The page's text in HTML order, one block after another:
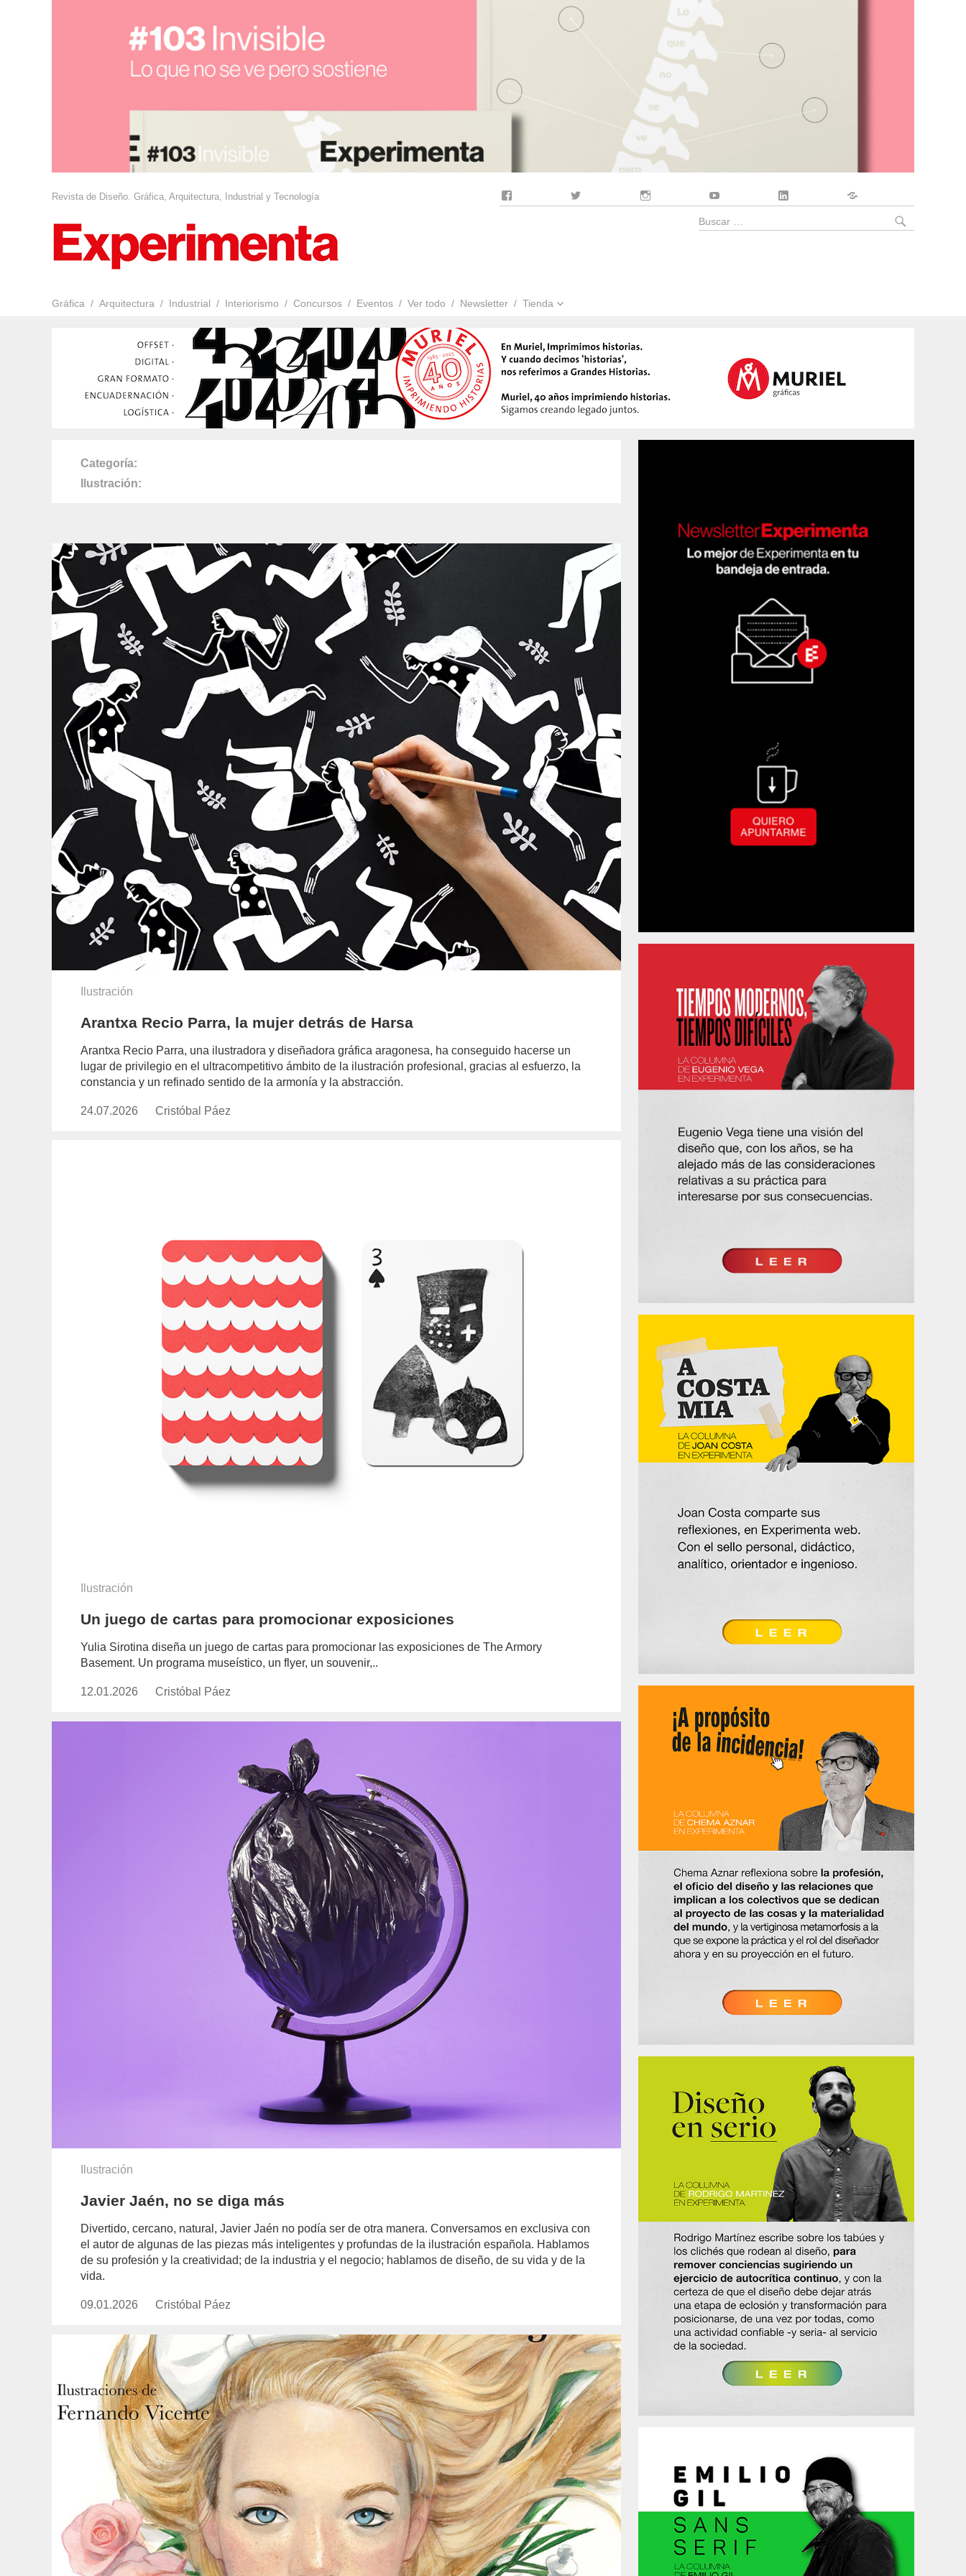
Revista de Diseño. Gráfica, Arquitectura, Industrial y Tecnología
Gráfica Arquitectura Industrial Interiorismo Concursos Eventos Ver todo Newsletter Tienda
Buscar
Categoría
Ilustración
Ilustración
Arantxa Recio Parra, la mujer detrás de Harsa
Arantxa Recio Parra, una ilustradora y diseñadora gráfica aragonesa, ha conseguido hacerse un
lugar de privilegio en el ultracompetitivo ámbito de la ilustración profesional, gracias al esfuerzo, la
constancia y un refinado sentido de la armonía y la abstracción.
Publicado
24.07.2026
https://www.experimenta.es/author/cristobal-
Cristóbal Páez
Ilustración
Un juego de cartas para promocionar exposiciones
Yulia Sirotina diseña un juego de cartas para promocionar las exposiciones de The Armory
Basement. Un programa museístico, un flyer, un souvenir,..
Publicado
12.01.2026
https://www.experimenta.es/author/cristobal-
Cristóbal Páez
Ilustración
Javier Jaén, no se diga más
Divertido, cercano, natural, Javier Jaén no podía ser de otra manera. Conversamos en exclusiva con
el autor de algunas de las piezas más inteligentes y profundas de la ilustración española. Hablamos
de su profesión y la creatividad; de la industria y el negocio; hablamos de diseño, de su vida y de la
vida.
Publicado
09.01.2026
https://www.experimenta.es/author/cristobal-
Cristóbal Páez